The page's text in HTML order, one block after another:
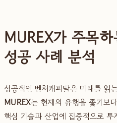
MUREX가 주목
성공 사례 분석
성공적인 벤처캐피탈은 미래를 읽
MUREX는 현재의 유행을 좇기보
핵심 기술과 산업에 집중적으로